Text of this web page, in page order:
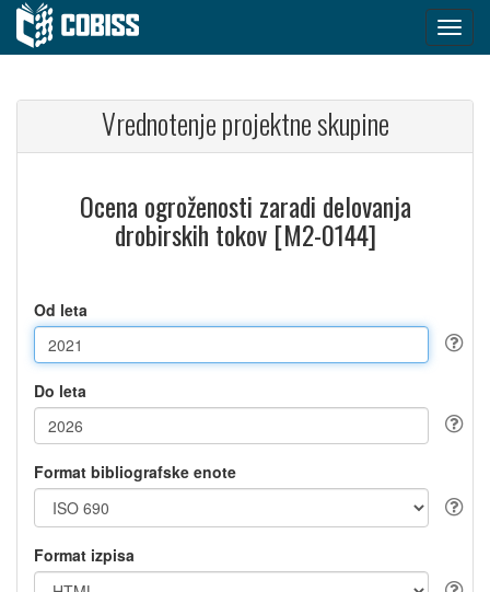
Vrednotenje projektne skupine
Ocena ogroženosti zaradi delovanja
drobirskih tokov [M2-0144]
Od leta
Do leta
Format bibliografske enote
Format izpisa